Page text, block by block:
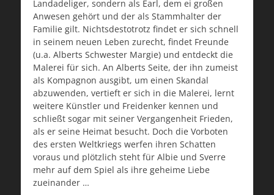
Landadeliger, sondern als Earl, dem ei großen
Anwesen gehört und der als Stammhalter der
Familie gilt. Nichtsdestotrotz findet er sich schnell
in seinem neuen Leben zurecht, findet Freunde
(u.a. Alberts Schwester Margie) und entdeckt die
Malerei für sich. An Alberts Seite, der ihn zumeist
als Kompagnon ausgibt, um einen Skandal
abzuwenden, vertieft er sich in die Malerei, lernt
weitere Künstler und Freidenker kennen und
schließt sogar mit seiner Vergangenheit Frieden,
als er seine Heimat besucht. Doch die Vorboten
des ersten Weltkriegs werfen ihren Schatten
voraus und plötzlich steht für Albie und Sverre
mehr auf dem Spiel als ihre geheime Liebe
zueinander …